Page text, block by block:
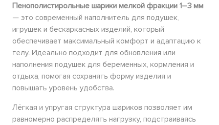
Пенополистирольные шарики мелкой фракции 1–3 мм
— это современный наполнитель для подушек,
игрушек и бескаркасных изделий, который
обеспечивает максимальный комфорт и адаптацию к
телу. Идеально подходит для обновления или
наполнения подушек для беременных, кормления и
отдыха, помогая сохранять форму изделия и
повышать уровень удобства.
Лёгкая и упругая структура шариков позволяет им
равномерно распределять нагрузку, подстраиваясь